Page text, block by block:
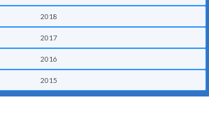
2018
2017
2016
2015